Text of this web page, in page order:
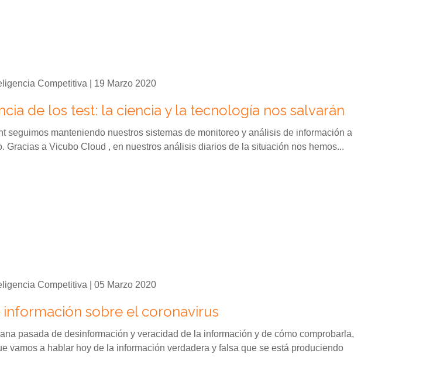
Competitiva | 19 Marzo 2020
de los test: la ciencia y la tecnología nos salvarán
seguimos manteniendo nuestros sistemas de monitoreo y análisis de información a
Gracias a Vicubo Cloud , en nuestros análisis diarios de la situación nos hemos...
Competitiva | 05 Marzo 2020
información sobre el coronavirus
pasada de desinformación y veracidad de la información y de cómo comprobarla,
vamos a hablar hoy de la información verdadera y falsa que se está produciendo